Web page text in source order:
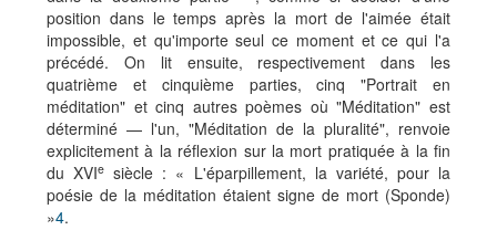
position dans le temps après la mort de l'aimée était
impossible, et qu'importe seul ce moment et ce qui l'a
précédé. On lit ensuite, respectivement dans les
quatrième et cinquième parties, cinq "Portrait en
méditation" et cinq autres poèmes où "Méditation" est
déterminé — l'un, "Méditation de la pluralité", renvoie
explicitement à la réflexion sur la mort pratiquée à la fin
du XVIe siècle : « L'éparpillement, la variété, pour la
poésie de la méditation étaient signe de mort (Sponde)
»4.